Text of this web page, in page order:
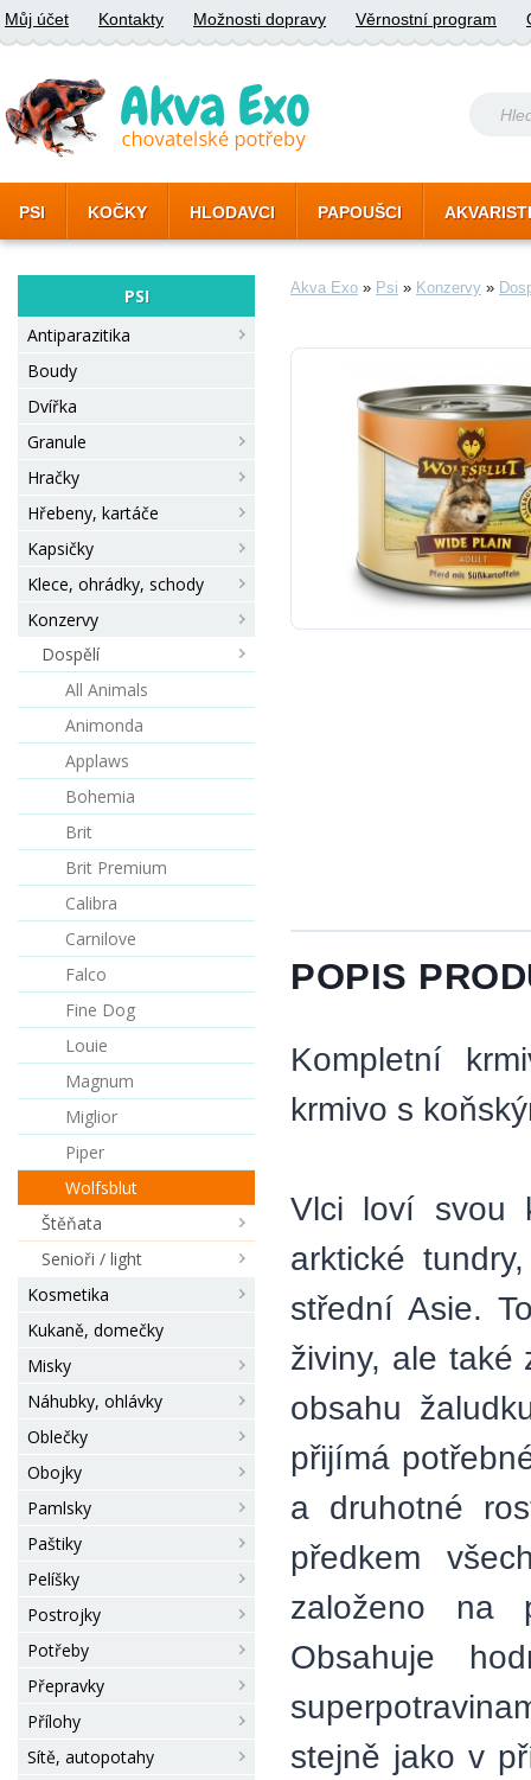
Můj účet Kontakty Možnosti dopravy Věrnostní program
PSI KOČKY HLODAVCI PAPOUŠCI
PSI
Antiparazitika
Boudy
Dvířka
Granule
Hračky
Hřebeny, kartáče
Kapsičky
Klece, ohrádky, schody
Konzervy
Dospělí
All Animals
Animonda
Applaws
Bohemia
Brit
Brit Premium
Calibra
Carnilove
Falco
Fine Dog
Louie
Magnum
Miglior
Piper
Wolfsblut
Štěňata
Senioři / light
Kosmetika
Kukaně, domečky
Misky
Náhubky, ohlávky
Oblečky
Obojky
Pamlsky
Paštiky
Pelíšky
Postrojky
Potřeby
Přepravky
Přílohy
Sítě, autopotahy
Akva Exo » Psi » Konzervy »
POPIS
Kompletní
krmivo s
Vlci loví svou
arktické
střední Asie.
živiny, ale také
obsahu
přijímá
a druhotné
předkem
založeno na
Obsahuje
stejně jako v